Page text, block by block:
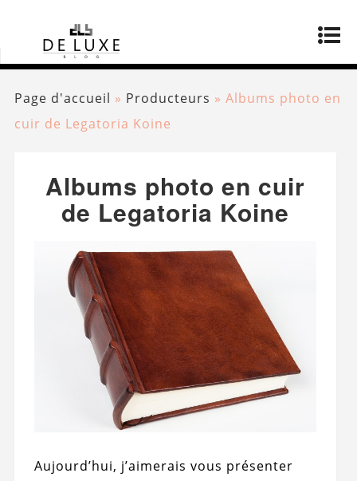
Page d'accueil » Producteurs » Albums photo en
cuir de Legatoria Koine
Albums photo en cuir
de Legatoria Koine
Aujourd’hui, j’aimerais vous présenter